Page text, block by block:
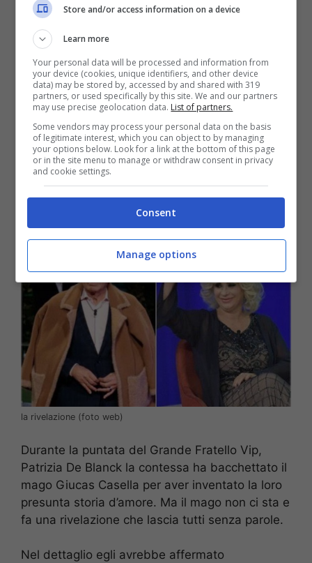
Giucas Casella ha fatto una rivelazione proprio
su Tina Cipollari e su una loro frequentazione
avvenuta tempo addietro.
La rivelazione di Giucas
Casella su Tina
la rivelazione (foto web)
Durante la puntata del Grande Fratello Vip,
Patrizia De Blanck la contessa ha bacchettato il
mago Giucas Casella per aver inventato la loro
presunta storia d’amore. Ma il mago non ci sta e
fa una rivelazione che lascia tutti senza parole.
Nel dettaglio egli avrebbe affermato
Store and/or access information on a device
Learn more
Your personal data will be processed and information from
your device (cookies, unique identifiers, and other device
data) may be stored by, accessed by and shared with 319
partners, or used specifically by this site. We and our partners
may use precise geolocation data. List of partners.
Some vendors may process your personal data on the basis
of legitimate interest, which you can object to by managing
your options below. Look for a link at the bottom of this page
or in the site menu to manage or withdraw consent in privacy
and cookie settings.
Consent
Manage options